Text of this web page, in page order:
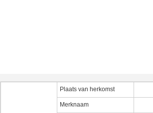
Plaats van herkomst
Merknaam